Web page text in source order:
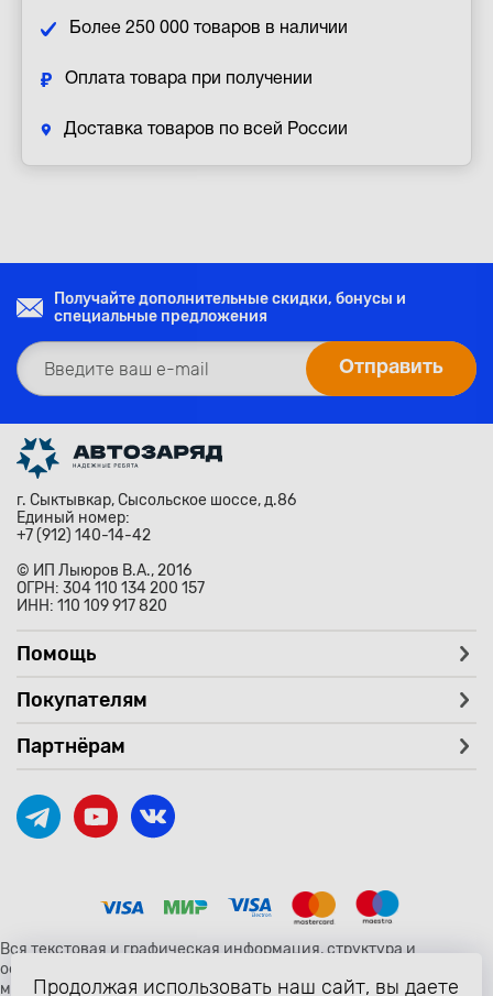
Более 250 000 товаров в наличии
Оплата товара при получении
Доставка товаров по всей России
Получайте дополнительные скидки, бонусы и
специальные предложения
г. Сыктывкар, Сысольское шоссе, д.86
Единый номер:
+7 (912) 140-14-42
© ИП Лыюров В.А., 2016
ОГРН: 304 110 134 200 157
ИНН: 110 109 917 820
Помощь
Покупателям
Партнёрам
Вся текстовая и графическая информация, структура и
оформление страницы avtozaryad.ru защищены российскими и
международными законами и соглашениями об охране
Продолжая использовать наш сайт, вы даете